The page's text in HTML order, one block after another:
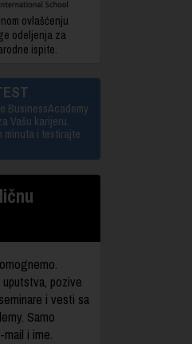
ovlašćenju
odeljenja za
ispite.
BusinessAcademy
Vašu karijeru.
minuta i testirajte
pozive
i vesti sa
Samo
i ime.